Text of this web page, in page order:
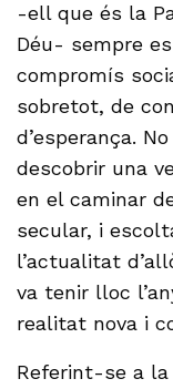
-ell que és la
Déu- sempre
compromís
sobretot, de
d’esperança.
descobrir una
en el caminar
secular, i
l’actualitat
va tenir lloc
realitat nova i
Referint-se a